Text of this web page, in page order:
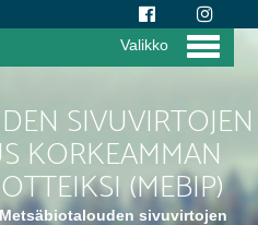
SIVUVIRTOJEN
KORKEAMMAN
(MEBIP)
Metsäbiotalouden sivuvirtojen
Valikko